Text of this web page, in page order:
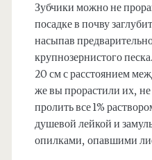
Зубчики можно не
посадке в почву
насыпав
крупнозернистого
20 см с расстоянием
же вы прорастили их, не
пролить все 1%
душевой лейкой и
опилками, опавшими